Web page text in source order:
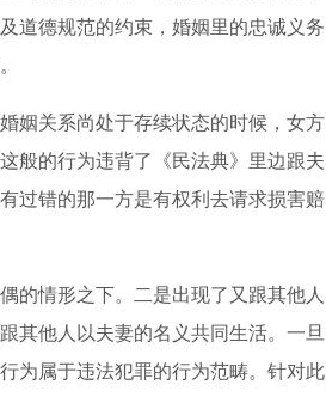
道德规范的约束，婚姻里的忠诚义务
姻关系尚处于存续状态的时候，女方
般的行为违背了《民法典》里边跟夫
过错的那一方是有权利去请求损害赔
的情形之下。二是出现了又跟其他人
其他人以夫妻的名义共同生活。一旦
为属于违法犯罪的行为范畴。针对此